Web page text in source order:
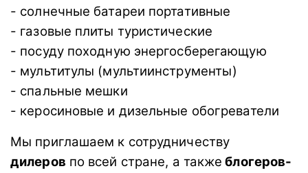
- солнечные батареи портативные
- газовые плиты туристические
- посуду походную энергосберегающую
- мультитулы (мультиинструменты)
- спальные мешки
- керосиновые и дизельные обогреватели
Мы приглашаем к сотрудничеству
дилеров по всей стране, а также блогеров-